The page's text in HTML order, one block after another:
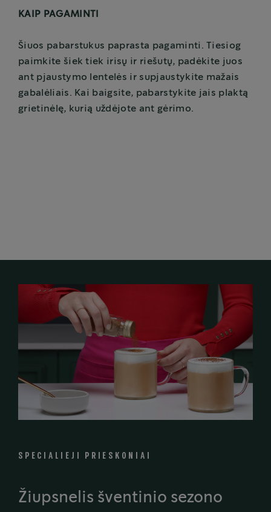
KAIP PAGAMINTI
Šiuos pabarstukus paprasta pagaminti. Tiesiog
paimkite šiek tiek irisų ir riešutų, padėkite juos
ant pjaustymo lentelės ir supjaustykite mažais
gabalėliais. Kai baigsite, pabarstykite jais plaktą
grietinėlę, kurią uždėjote ant gėrimo.
SPECIALIEJI PRIESKONIAI
Žiupsnelis šventinio sezono